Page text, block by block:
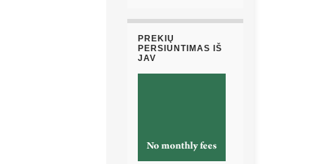
PREKIŲ
PERSIUNTIMAS IŠ
JAV